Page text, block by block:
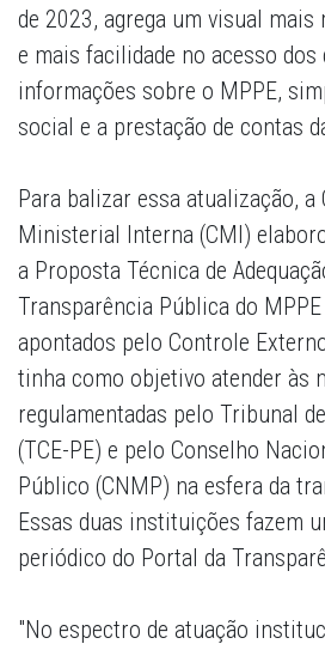
de 2023, agrega um visual
e mais facilidade no acesso dos
informações sobre o MPPE,
social e a prestação de contas
Para balizar essa atualização,
Ministerial Interna (CMI)
a Proposta Técnica de
Transparência Pública do
apontados pelo Controle
tinha como objetivo atender às
regulamentadas pelo Tribunal
(TCE-PE) e pelo Conselho
Público (CNMP) na esfera da
Essas duas instituições fazem
periódico do Portal da
"No espectro de atuação